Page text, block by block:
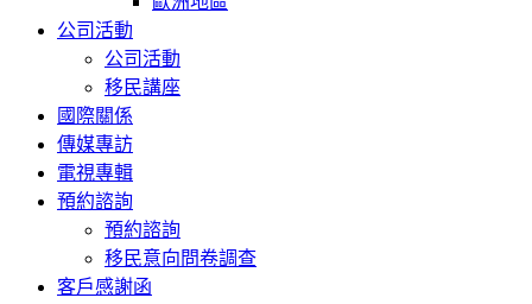
公司活動
公司活動
移民講座
國際關係
傳媒專訪
電視專輯
預約諮詢
預約諮詢
移民意向問卷調查
客戶感謝函